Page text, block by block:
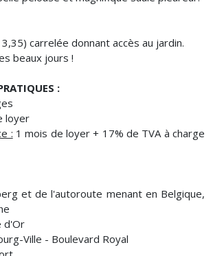
carrelée donnant accès au jardin.
beaux jours !
:
loyer
: 1 mois de loyer + 17% de TVA à charge
et de l'autoroute menant en Belgique,
d'Or
Ville - Boulevard Royal